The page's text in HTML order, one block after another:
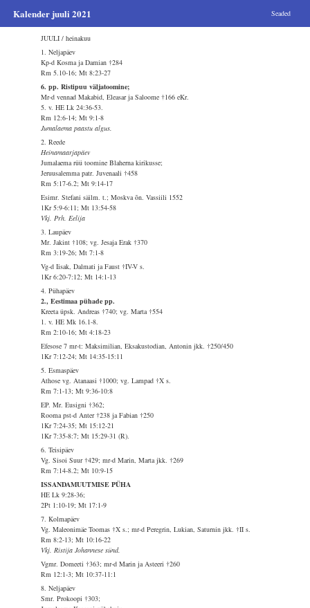
Kalender juuli 2021 Seaded
JUULI / heinakuu
1. Neljapäev
Kp-d Kosma ja Damian †284
Rm 5.10-16; Mt 8:23-27
6. pp. Ristipuu väljatoomine;
Mr-d vennad Makabid, Eleasar ja Saloome †166 eKr.
5. v. HE Lk 24:36-53.
Rm 12:6-14; Mt 9:1-8
Jumalaema paastu algus.
2. Reede
Heinamaarjapäev
Jumalaema rüü toomine Blaherna kirikusse;
Jeruusalemma patr. Juvenaali †458
Rm 5:17-6.2; Mt 9:14-17
Esimr. Stefani säilm. t.; Moskva õn. Vassiili 1552
1Kr 5:9-6:11; Mt 13:54-58
Vkj. Prh. Eelija
3. Laupäev
Mr. Jakint †108; vg. Jesaja Erak †370
Rm 3:19-26; Mt 7:1-8
Vg-d Iisak, Dalmati ja Faust †IV-V s.
1Kr 6:20-7:12; Mt 14:1-13
4. Pühapäev
2., Eestimaa pühade pp.
Kreeta üpsk. Andreas †740; vg. Marta †554
1. v. HE Mk 16.1-8.
Rm 2:10-16; Mt 4:18-23
Efesose 7 mr-t: Maksimilian, Eksakustodian, Antonin jkk. †250/450
1Kr 7:12-24; Mt 14:35-15:11
5. Esmaspäev
Athose vg. Atanaasi †1000; vg. Lampad †X s.
Rm 7:1-13; Mt 9:36-10:8
EP. Mr. Eusigni †362;
Rooma pst-d Anter †238 ja Fabian †250
1Kr 7:24-35; Mt 15:12-21
1Kr 7:35-8:7; Mt 15:29-31 (R).
6. Teisipäev
Vg. Sisoi Suur †429; mr-d Marin, Marta jkk. †269
Rm 7:14-8.2; Mt 10:9-15
ISSANDAMUUTMISE PÜHA
HE Lk 9:28-36;
2Pt 1:10-19; Mt 17:1-9
7. Kolmapäev
Vg. Maleonimäe Toomas †X s.; mr-d Peregrin, Lukian, Saturnin jkk. †II s.
Rm 8:2-13; Mt 10:16-22
Vkj. Ristija Johannese sünd.
Vgmr. Domeeti †363; mr-d Marin ja Asteeri †260
Rm 12:1-3; Mt 10:37-11:1
8. Neljapäev
Smr. Prokoopi †303;